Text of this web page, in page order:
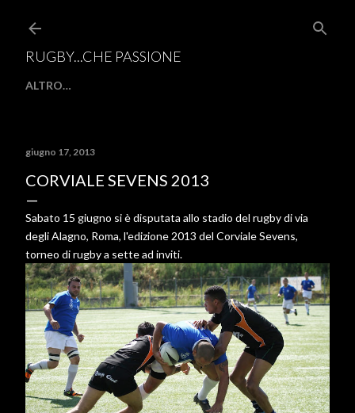
Passa ai contenuti principali
RUGBY...CHE PASSIONE
ALTRO…
giugno 17, 2013
CORVIALE SEVENS 2013
Sabato 15 giugno si è disputata allo stadio del rugby di via
degli Alagno, Roma, l'edizione 2013 del Corviale Sevens,
torneo di rugby a sette ad inviti.